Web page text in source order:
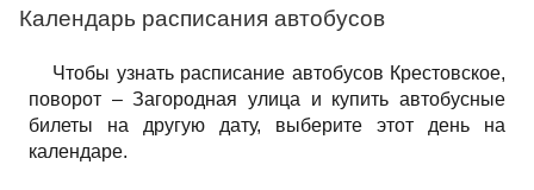
Календарь расписания автобусов
Чтобы узнать расписание автобусов Крестовское,
поворот – Загородная улица и купить автобусные
билеты на другую дату, выберите этот день на
календаре.